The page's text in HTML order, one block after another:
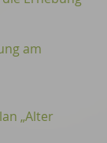
am
„Alter